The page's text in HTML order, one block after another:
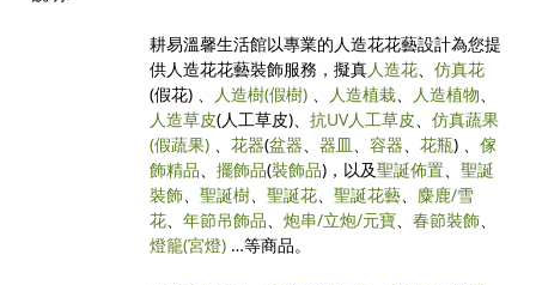
耕易溫馨生活館以專業的人造花花藝設計為您提
供人造花花藝裝飾服務，擬真人造花、仿真花
(假花) 、 人造樹(假樹) 、 人造植栽、 人造植物、
人造草皮(人工草皮)、抗UV人工草皮、仿真蔬果
(假蔬果) 、花器(盆器、器皿、容器、花瓶) 、傢
飾精品、擺飾品(裝飾品)，以及聖誕佈置、聖誕
裝飾、聖誕樹、聖誕花、聖誕花藝、 麋鹿/雪
花、年節吊飾品、炮串/立炮/元寶、春節裝飾、
燈籠(宮燈) …等商品。